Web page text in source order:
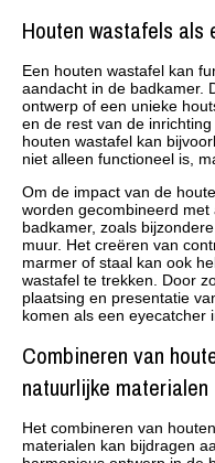
Houten wastafels als
Een houten wastafel kan
aandacht in de badkamer.
ontwerp of een unieke
en de rest van de
houten wastafel kan
niet alleen functioneel is,
Om de impact van de
worden gecombineerd
badkamer, zoals
muur. Het creëren van
marmer of staal kan ook
wastafel te trekken. Door
plaatsing en presentatie
komen als een eyecatcher
Combineren van
natuurlijke materialen
Het combineren van
materialen kan bijdragen